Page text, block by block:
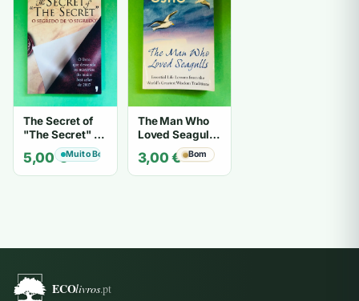
The Secret of
"The Secret" O
Segredo de "O
Segredo" -
Karen Kelly
5,00€Muito Bom
The Man Who
Loved Seagulls
3,00€ Bom